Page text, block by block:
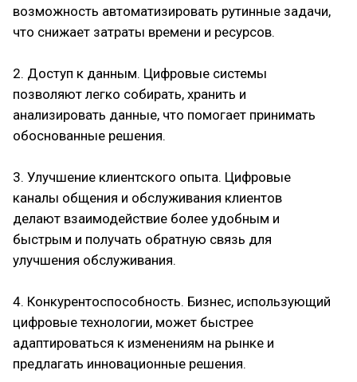
возможность автоматизировать рутинные задачи,
что снижает затраты времени и ресурсов.
2. Доступ к данным. Цифровые системы
позволяют легко собирать, хранить и
анализировать данные, что помогает принимать
обоснованные решения.
3. Улучшение клиентского опыта. Цифровые
каналы общения и обслуживания клиентов
делают взаимодействие более удобным и
быстрым и получать обратную связь для
улучшения обслуживания.
4. Конкурентоспособность. Бизнес, использующий
цифровые технологии, может быстрее
адаптироваться к изменениям на рынке и
предлагать инновационные решения.